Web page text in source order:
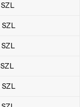
SZL
SZL
SZL
SZL
SZL